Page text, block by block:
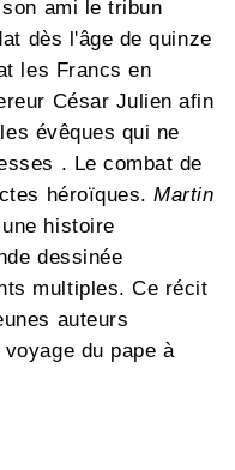
ami le tribun
dès l'âge de quinze
les Francs en
César Julien afin
évêques qui ne
. Le combat de
héroïques. Martin
histoire
dessinée
multiples. Ce récit
auteurs
du pape à